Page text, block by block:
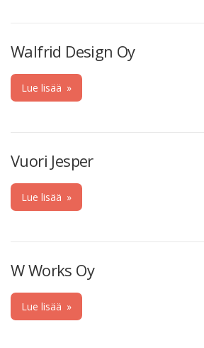
Walfrid Design Oy
Lue lisää »
Vuori Jesper
Lue lisää »
W Works Oy
Lue lisää »